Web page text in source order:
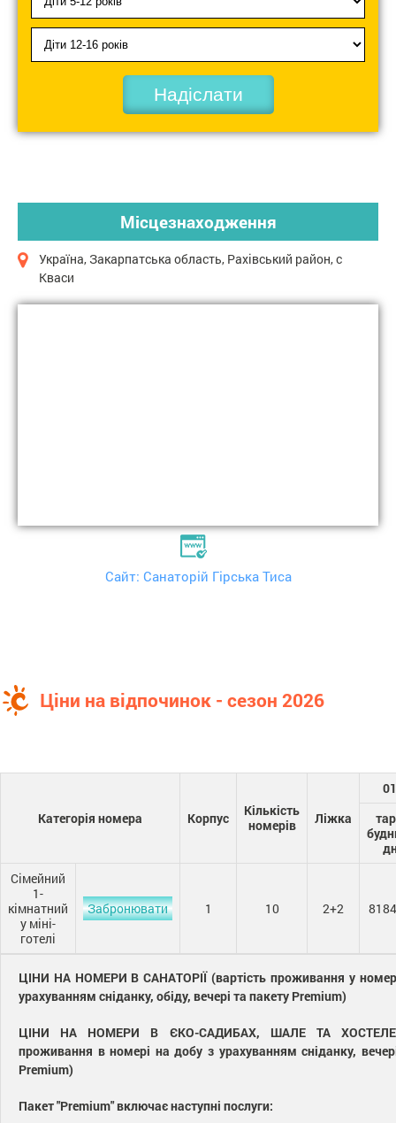
Місцезнаходження
Україна, Закарпатська область, Рахівський район, с
Кваси
Сайт: Санаторій Гірська Тиса
Надіслати
Ціни на відпочинок - сезон 2026
Категорія номера Корпус
Кількість
номерів
Ліжка
Сімейний
1-
кімнатний
у міні-
готелі
Забронювати 1 10 2+2
ЦІНИ НА НОМЕРИ В САНАТОРІЇ (вартість проживання у
урахуванням сніданку, обіду, вечері та пакету Premium)
ЦІНИ НА НОМЕРИ В ЄКО-САДИБАХ, ШАЛЕ ТА ХОСТЕЛЕ
проживання в номері на добу з урахуванням сніданку,
Premium)
Пакет "Premium" включає наступні послуги: